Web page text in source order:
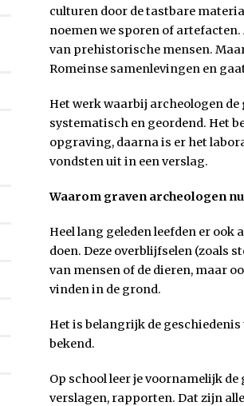
culturen door de tastbare
noemen we sporen of
van prehistorische mensen.
Romeinse samenlevingen en
Het werk waarbij archeologen
systematisch en geordend. Het
opgraving, daarna is er het
vondsten uit in een verslag.
Waarom graven archeologen
Heel lang geleden leefden er ook
doen. Deze overblijfselen (zoals
van mensen of de dieren, maar
vinden in de grond.
Het is belangrijk de
bekend.
Op school leer je voornamelijk
verslagen, rapporten. Dat zijn